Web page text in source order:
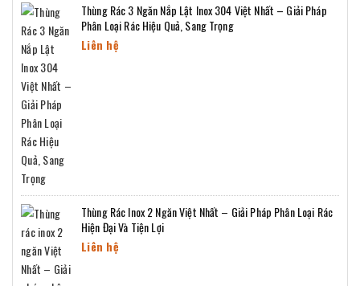
Thùng Rác 3 Ngăn Nắp Lật Inox 304 Việt Nhất – Giải Pháp
Phân Loại Rác Hiệu Quả, Sang Trọng
Liên hệ
Thùng Rác Inox 2 Ngăn Việt Nhất – Giải Pháp Phân Loại Rác
Hiện Đại Và Tiện Lợi
Liên hệ